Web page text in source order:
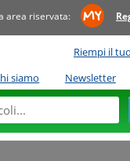
area riservata:
Riempi il
siamo
Newsletter